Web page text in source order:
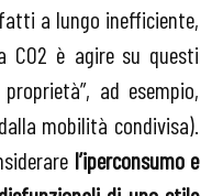
a lungo inefficiente,
CO2 è agire su questi
ad esempio,
mobilità condivisa).
l’iperconsumo e